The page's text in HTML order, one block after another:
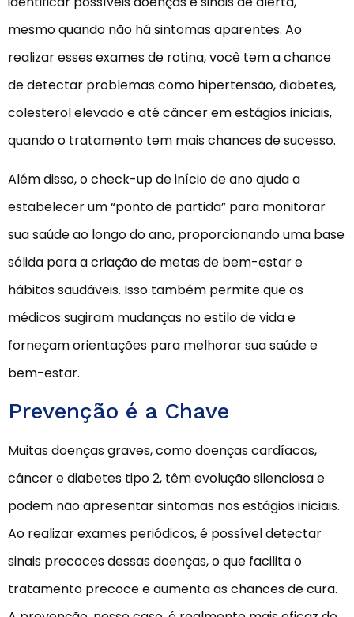
mesmo quando não há sintomas aparentes. Ao
realizar esses exames de rotina, você tem a chance
de detectar problemas como hipertensão, diabetes,
colesterol elevado e até câncer em estágios iniciais,
quando o tratamento tem mais chances de sucesso.
Além disso, o check-up de início de ano ajuda a
estabelecer um “ponto de partida” para monitorar
sua saúde ao longo do ano, proporcionando uma base
sólida para a criação de metas de bem-estar e
hábitos saudáveis. Isso também permite que os
médicos sugiram mudanças no estilo de vida e
forneçam orientações para melhorar sua saúde e
bem-estar.
Prevenção é a Chave
Muitas doenças graves, como doenças cardíacas,
câncer e diabetes tipo 2, têm evolução silenciosa e
podem não apresentar sintomas nos estágios iniciais.
Ao realizar exames periódicos, é possível detectar
sinais precoces dessas doenças, o que facilita o
tratamento precoce e aumenta as chances de cura.